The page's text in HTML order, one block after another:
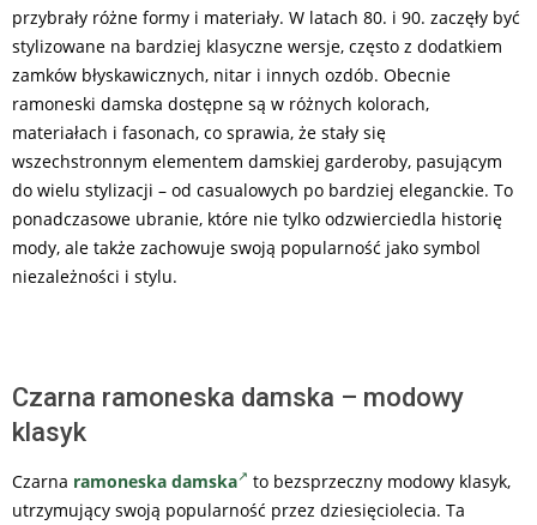
przybrały różne formy i materiały. W latach 80. i 90. zaczęły być
stylizowane na bardziej klasyczne wersje, często z dodatkiem
zamków błyskawicznych, nitar i innych ozdób. Obecnie
ramoneski damska dostępne są w różnych kolorach,
materiałach i fasonach, co sprawia, że stały się
wszechstronnym elementem damskiej garderoby, pasującym
do wielu stylizacji – od casualowych po bardziej eleganckie. To
ponadczasowe ubranie, które nie tylko odzwierciedla historię
mody, ale także zachowuje swoją popularność jako symbol
niezależności i stylu.
Czarna ramoneska damska – modowy
klasyk
Czarna ramoneska damska
to bezsprzeczny modowy klasyk,
utrzymujący swoją popularność przez dziesięciolecia. Ta